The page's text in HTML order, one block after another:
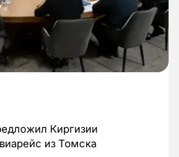
Киргизии
из Томска